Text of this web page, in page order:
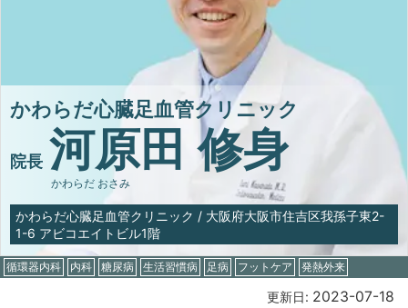
かわらだ心臓足血管クリニック
院長 河原田 修身
かわらだ おさみ
かわらだ心臓足血管クリニック / 大阪府大阪市住吉区我孫子東2-
1-6 アビコエイトビル1階
循環器内科 内科 糖尿病 生活習慣病 足病 フットケア 発熱外来
更新日: 2023-07-18